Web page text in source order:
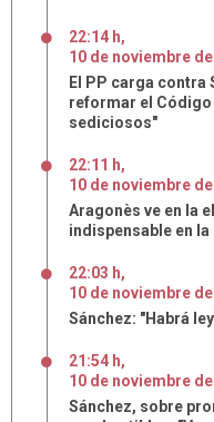
22:14 h,
10 de noviembre de
El PP carga contra
reformar el Código
sediciosos"
22:11 h,
10 de noviembre de
Aragonès ve en la
indispensable en
22:03 h,
10 de noviembre de
Sánchez: "Habrá
21:54 h,
10 de noviembre de
Sánchez, sobre